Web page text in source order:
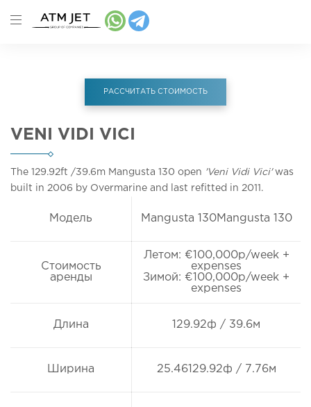
РАССЧИТАТЬ СТОИМОСТЬ
VENI VIDI VICI
The 129.92ft /39.6m Mangusta 130 open 'Veni Vidi Vici'was
built in 2006 by Overmarine and last refitted in 2011.
Модель Mangusta 130Mangusta 130
Стоимость
аренды
Летом: €100,000p/week +
expenses
Зимой: €100,000p/week +
expenses
Длина 129.92ф / 39.6м
Ширина 25.46129.92ф / 7.76м